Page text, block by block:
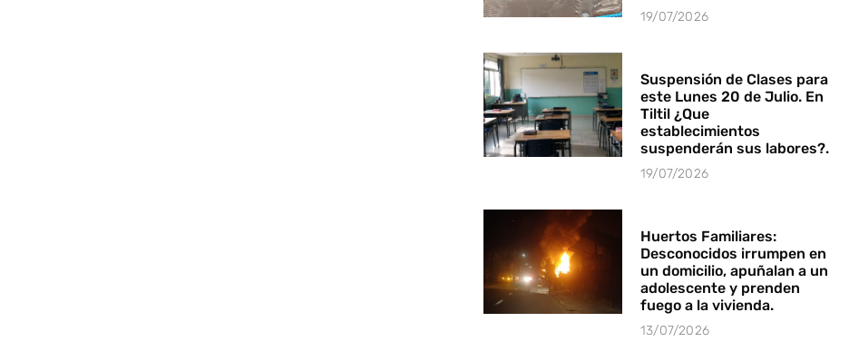
19/07/2026
Suspensión de Clases para
este Lunes 20 de Julio. En
Tiltil ¿Que
establecimientos
suspenderán sus labores?.
19/07/2026
Huertos Familiares:
Desconocidos irrumpen en
un domicilio, apuñalan a un
adolescente y prenden
fuego a la vivienda.
13/07/2026